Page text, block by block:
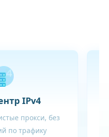
IPv4
прокси, без
по трафику